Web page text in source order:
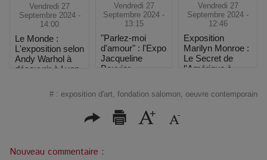
Vendredi 27
Septembre 2024 -
14:00
Le Monde :
L'exposition selon
Andy Warhol à
découvrir à Lyon
Vendredi 27
Septembre 2024 -
13:15
"Parlez-moi
d'amour" : l'Expo
Jacqueline
Bouvier
Marseille
Vendredi 27
Septembre 2024 -
12:46
Exposition
Marilyn Monroe :
Le Secret de
l'Amérique à
# : exposition d'art fondation salomon oeuvre contemporain
Nouveau commentaire :